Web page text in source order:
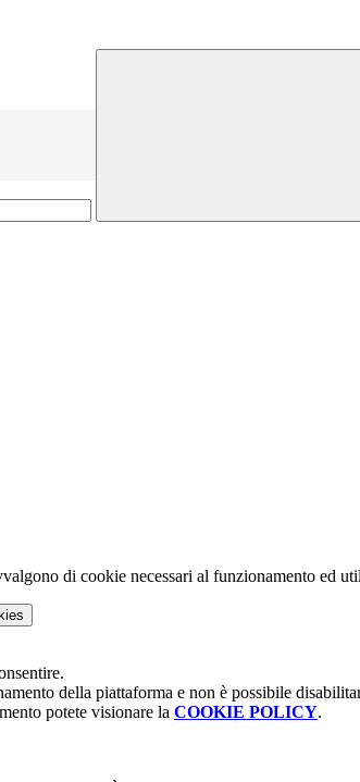
di cookie necessari al funzionamento ed
della piattaforma e non è possibile
potete visionare la COOKIE POLICY.